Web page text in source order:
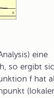
eine
so ergibt
f hat